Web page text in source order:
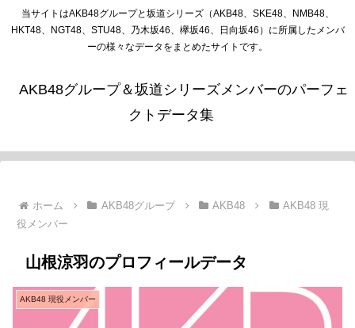
当サイトはAKB48グループと坂道シリーズ（AKB48、SKE48、NMB48、
HKT48、NGT48、STU48、乃木坂46、欅坂46、日向坂46）に所属したメンバ
ーの様々なデータをまとめたサイトです。
AKB48グループ＆坂道シリーズメンバーのパーフェ
クトデータ集
ホーム AKB48グループ AKB48
AKB48 現
役メンバー
山根涼羽のプロフィールデータ
AKB48 現役メンバー